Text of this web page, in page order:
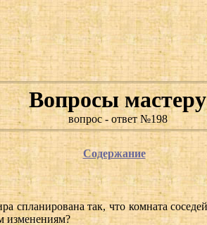
Вопросы мастеру
вопрос - ответ №198
Содержание
спланирована так, что комната
изменениям?